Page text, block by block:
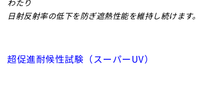
日射反射率の低下を防ぎ遮熱性能を維持し続けます。
超促進耐候性試験（スーパーUV）